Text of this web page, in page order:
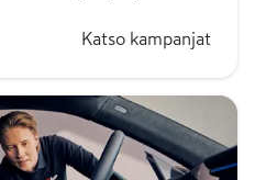
Katso kampanjat